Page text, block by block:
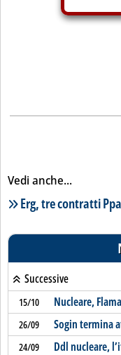
Vedi anche...
Lista notizie correlate
Erg, tre contratti
Successive
15/10 Nucleare,
26/09 Sogin termina
24/09 Ddl nucleare,